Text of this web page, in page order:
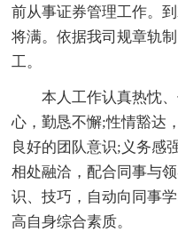
前从事证券管理工作。
将满。依据我司规章轨
工。
本人工作认真热忱
心，勤恳不懈;性情豁达
良好的团队意识;义务感
相处融洽，配合同事与
识、技巧，自动向同事
高自身综合素质。